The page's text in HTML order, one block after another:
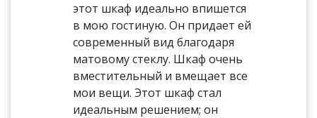
этот шкаф идеально впишется
в мою гостиную. Он придает ей
современный вид благодаря
матовому стеклу. Шкаф очень
вместительный и вмещает все
мои вещи. Этот шкаф стал
идеальным решением; он